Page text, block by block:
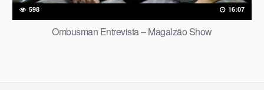
598 16:07
Ombusman Entrevista – Magalzão Show